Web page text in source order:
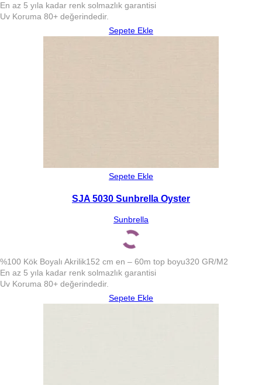
En az 5 yıla kadar renk solmazlık garantisi
Uv Koruma 80+ değerindedir.
Sepete Ekle
Sepete Ekle
SJA 5030 Sunbrella Oyster
Sunbrella
%100 Kök Boyalı Akrilik152 cm en – 60m top boyu320 GR/M2
En az 5 yıla kadar renk solmazlık garantisi
Uv Koruma 80+ değerindedir.
Sepete Ekle